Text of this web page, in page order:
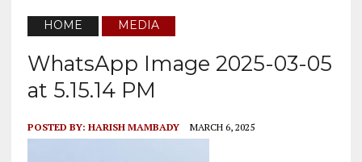
HOME MEDIA
WhatsApp Image 2025-03-05
at 5.15.14 PM
POSTED BY: HARISH MAMBADY MARCH 6, 2025